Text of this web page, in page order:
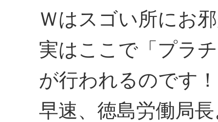
Ｗはスゴい所にお
実はここで「プラ
が行われるのです！
早速、徳島労働局